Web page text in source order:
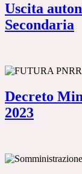
Uscita
Secondaria
Decreto
2023